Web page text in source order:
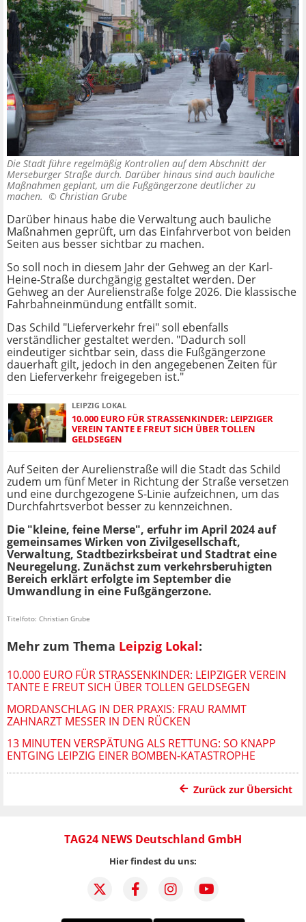
Die Stadt führe regelmäßig Kontrollen auf dem Abschnitt der
Merseburger Straße durch. Darüber hinaus sind auch bauliche
Maßnahmen geplant, um die Fußgängerzone deutlicher zu
machen. © Christian Grube
Darüber hinaus habe die Verwaltung auch bauliche
Maßnahmen geprüft, um das Einfahrverbot von beiden
Seiten aus besser sichtbar zu machen.
So soll noch in diesem Jahr der Gehweg an der Karl-
Heine-Straße durchgängig gestaltet werden. Der
Gehweg an der Aurelienstraße folge 2026. Die klassische
Fahrbahneinmündung entfällt somit.
Das Schild "Lieferverkehr frei" soll ebenfalls
verständlicher gestaltet werden. "Dadurch soll
eindeutiger sichtbar sein, dass die Fußgängerzone
dauerhaft gilt, jedoch in den angegebenen Zeiten für
den Lieferverkehr freigegeben ist."
LEIPZIG LOKAL
10.000 EURO FÜR STRASSENKINDER: LEIPZIGER V
EREIN TANTE E FREUT SICH ÜBER TOLLEN G
ELDSEGEN
Auf Seiten der Aurelienstraße will die Stadt das Schild
zudem um fünf Meter in Richtung der Straße versetzen
und eine durchgezogene S-Linie aufzeichnen, um das
Durchfahrtsverbot besser zu kennzeichnen.
Die "kleine, feine Merse", erfuhr im April 2024 auf
gemeinsames Wirken von Zivilgesellschaft,
Verwaltung, Stadtbezirksbeirat und Stadtrat eine
Neuregelung. Zunächst zum verkehrsberuhigten
Bereich erklärt erfolgte im September die
Umwandlung in eine Fußgängerzone.
Titelfoto: Christian Grube
Mehr zum Thema Leipzig Lokal:
10.000 EURO FÜR STRASSENKINDER: LEIPZIGER VEREIN T
ANTE E FREUT SICH ÜBER TOLLEN GELDSEGEN
MORDANSCHLAG IN DER PRAXIS: FRAU RAMMT
ZAHNARZT MESSER IN DEN RÜCKEN
13 MINUTEN VERSPÄTUNG ALS RETTUNG: SO KNAPP
ENTGING LEIPZIG EINER BOMBEN-KATASTROPHE
Zurück zur Übersicht
TAG24 NEWS Deutschland GmbH
Hier findest du uns: